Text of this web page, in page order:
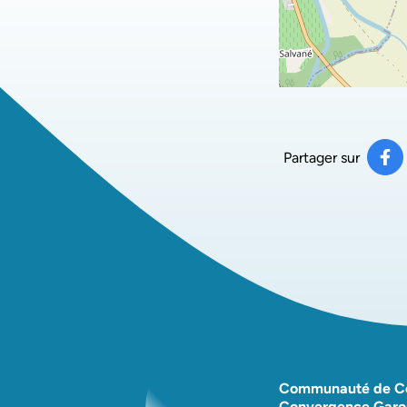
Partager sur
Communauté de